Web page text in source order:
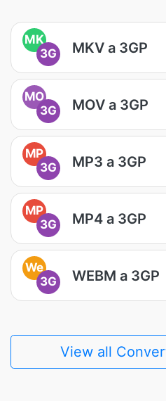
MK
3G
MKV a 3GP
MO
3G
MOV a 3GP
MP
3G
MP3 a 3GP
MP
3G
MP4 a 3GP
We
3G
WEBM a 3GP
View all